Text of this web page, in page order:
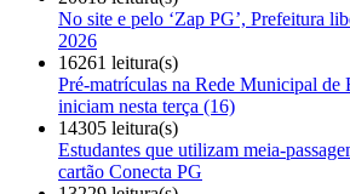
No site e pelo ‘Zap PG’, Prefeitura
2026
16261 leitura(s)
Pré-matrículas na Rede Municipal de
iniciam nesta terça (16)
14305 leitura(s)
Estudantes que utilizam meia-
cartão Conecta PG